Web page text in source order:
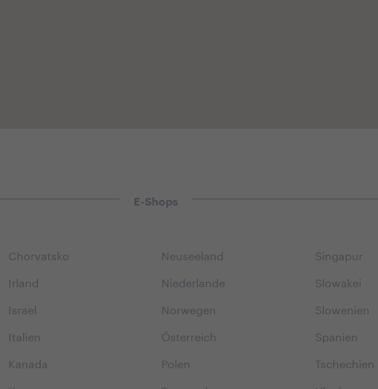
E-Shops
Chorvatsko
Irland
Israel
Italien
Kanada
Neuseeland
Niederlande
Norwegen
Österreich
Polen
Singapur
Slowakei
Slowenien
Spanien
Tschechien